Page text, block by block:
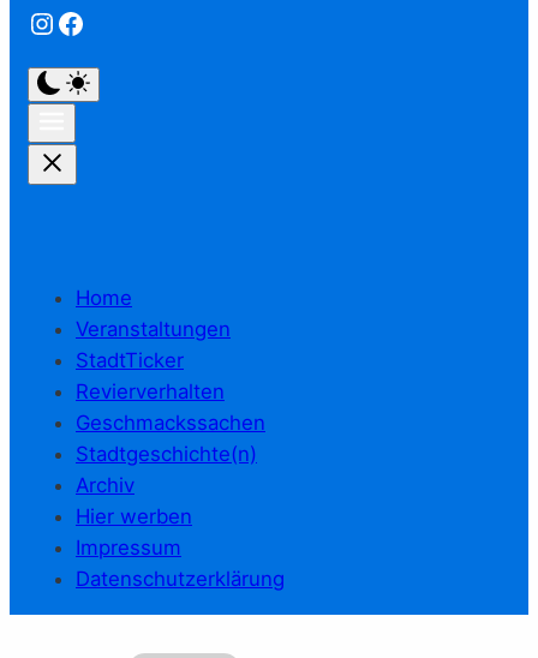
Instagram
Facebook
Home
Veranstaltungen
StadtTicker
Revierverhalten
Geschmackssachen
Stadtgeschichte(n)
Archiv
Hier werben
Impressum
Datenschutzerklärung